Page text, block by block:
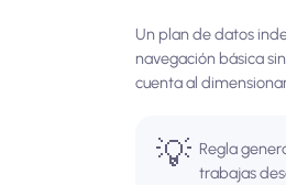
Un plan de datos
navegación básica
cuenta al
💡 Regla
trabajas